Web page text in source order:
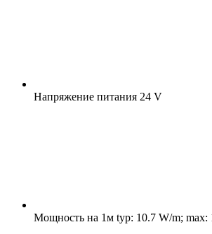
Напряжение питания 24 V
Мощность на 1м typ: 10.7 W/m; max: